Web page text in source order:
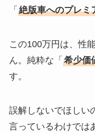
「 絶版車へのプレミ
この100万円は、性
ん。純粋な「 希少価
す。
誤解しないでほしい
言っているわけでは